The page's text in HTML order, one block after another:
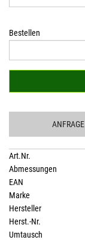
Bestellen
ANFRAGE
Art.Nr.
Abmessungen
EAN
Marke
Hersteller
Herst.-Nr.
Umtausch